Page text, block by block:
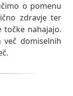
o pomenu
zdravje ter
točke nahajajo.
več domiselnih